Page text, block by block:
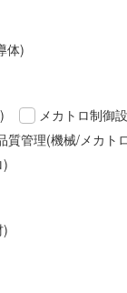
体)
メカトロ制御
質管理(機械/メカト
)
)